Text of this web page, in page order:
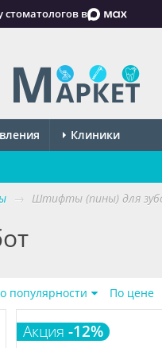
стоматологов в
Клиники
→ Штифты (пины) для
популярности По цене
Акция -12%